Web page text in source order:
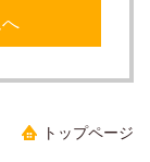
トップページ